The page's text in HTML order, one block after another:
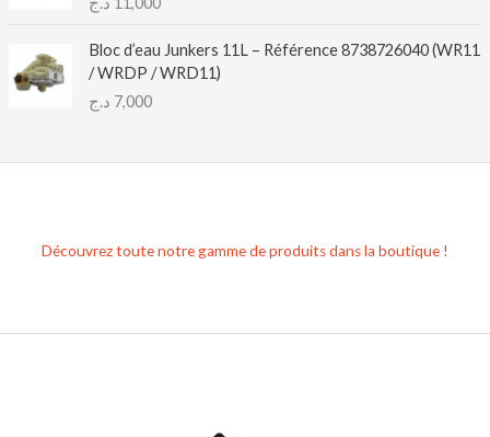
Bloc d’eau Junkers 11L – Référence 8738726040 (WR11
/ WRDP / WRD11)
7,000 د.ج
Découvrez toute notre gamme de produits dans la boutique !